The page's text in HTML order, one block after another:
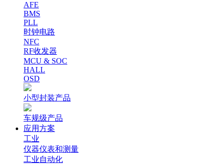
AFE
BMS
PLL
时钟电路
NFC
RF收发器
MCU & SOC
HALL
OSD
小型封装产品
车规级产品
应用方案
工业
仪器仪表和测量
工业自动化